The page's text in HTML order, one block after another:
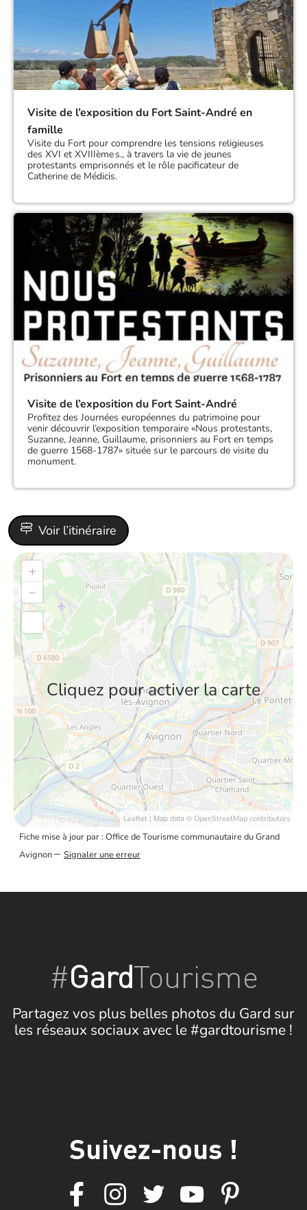
Visite de l’exposition du Fort Saint-André en
famille
Visite du Fort pour comprendre les tensions religieuses
des XVI et XVIIIème s., à travers la vie de jeunes
protestants emprisonnés et le rôle pacificateur de
Catherine de Médicis.
Visite de l’exposition du Fort Saint-André
Profitez des Journées européennes du patrimoine pour
venir découvrir l’exposition temporaire «Nous protestants,
Suzanne, Jeanne, Guillaume, prisonniers au Fort en temps
de guerre 1568-1787» située sur le parcours de visite du
monument.
Voir l’itinéraire
Cliquez pour activer la carte
+
−
Leaflet | Map data © OpenStreetMap contributors
Fiche mise à jour par : Office de Tourisme communautaire du Grand
Avignon– Signaler une erreur
#GardTourisme
Partagez vos plus belles photos du Gard sur
les réseaux sociaux avec le #gardtourisme !
Suivez-nous !